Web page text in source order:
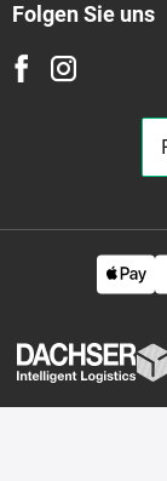
Folgen Sie uns